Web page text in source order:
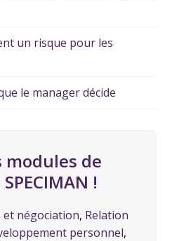
un risque pour les
le manager décide
modules de
!
et négociation, Relation
personnel,